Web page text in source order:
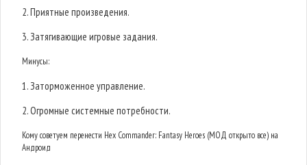
2. Приятные произведения.
3. Затягивающие игровые задания.
Минусы:
1. Заторможенное управление.
2. Огромные системные потребности.
Кому советуем перенести Hex Commander: Fantasy Heroes (МОД открыто все) на
Андроид